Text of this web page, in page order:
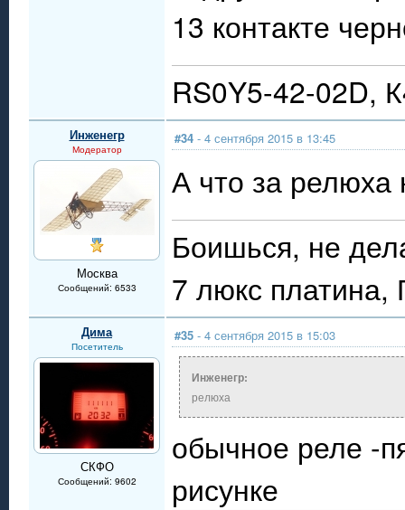
13 контакте
RS0Y5-42-02D,
Инженегр
Модератор
Москва
Сообщений: 6533
#34 - 4 сентября 2015 в 13:45
А что за релюха
Боишься, не
7 люкс
Дима
Посетитель
СКФО
Сообщений: 9602
#35 - 4 сентября 2015 в 15:03
Инженегр:
релюха
обычное реле -
рисунке